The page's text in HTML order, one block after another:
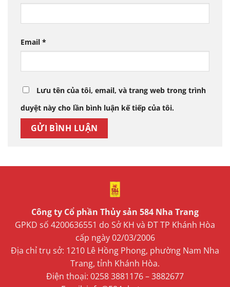
Email *
Lưu tên của tôi, email, và trang web trong trình
duyệt này cho lần bình luận kế tiếp của tôi.
Công ty Cổ phần Thủy sản 584 Nha Trang
GPKD số 4200636551 do Sở KH và ĐT TP Khánh Hòa
cấp ngày 02/03/2006
Địa chỉ trụ sở: 1210 Lê Hồng Phong, phường Nam Nha
Trang, tỉnh Khánh Hòa.
Điện thoại: 0258 3881176 – 3882677